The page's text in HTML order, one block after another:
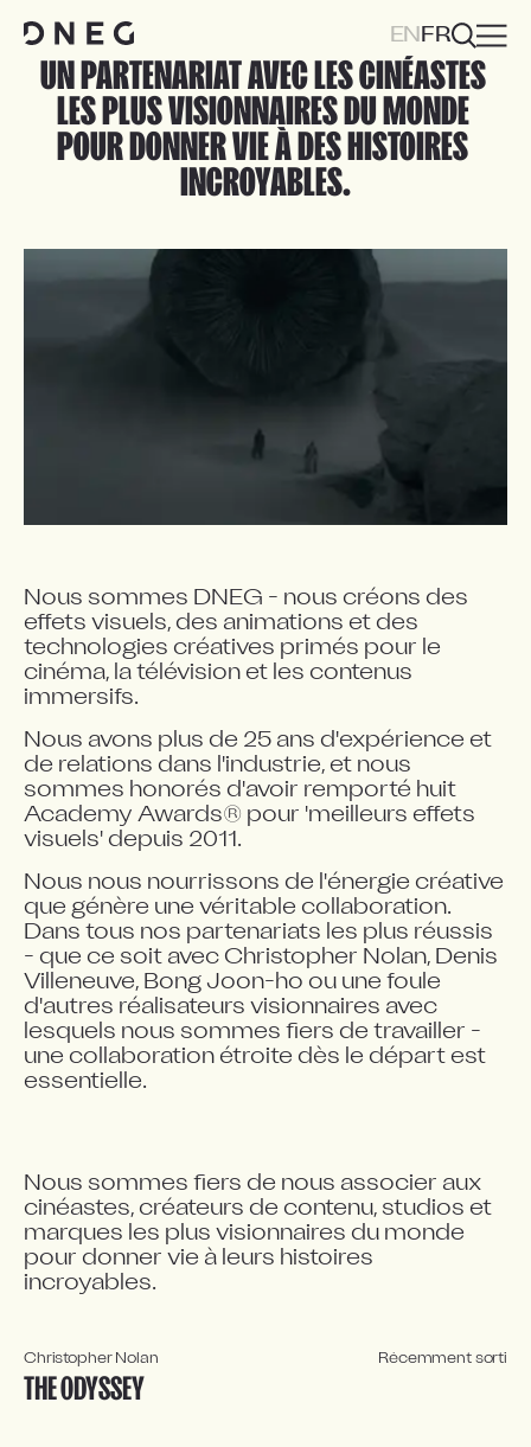
EN FR
DNEG VFX
DNEG ANIMATION
DNEG IXP
DNEG ART
DNEG TECHNOLOGIE
UN PARTENARIAT AVEC LES CINÉASTES
LES PLUS VISIONNAIRES DU MONDE
POUR DONNER VIE À DES HISTOIRES
INCROYABLES.
Nous sommes DNEG - nous créons des
effets visuels, des animations et des
technologies créatives primés pour le
cinéma, la télévision et les contenus
immersifs.
Nous avons plus de 25 ans d'expérience et
de relations dans l'industrie, et nous
sommes honorés d'avoir remporté huit
Academy Awards® pour 'meilleurs effets
visuels' depuis 2011.
Nous nous nourrissons de l'énergie créative
que génère une véritable collaboration.
Dans tous nos partenariats les plus réussis
- que ce soit avec Christopher Nolan, Denis
Villeneuve, Bong Joon-ho ou une foule
d'autres réalisateurs visionnaires avec
lesquels nous sommes fiers de travailler -
une collaboration étroite dès le départ est
essentielle.
LATEST-SHOWS
Nous sommes fiers de nous associer aux
cinéastes, créateurs de contenu, studios et
marques les plus visionnaires du monde
pour donner vie à leurs histoires
incroyables.
Christopher Nolan Récemment sorti
THE ODYSSEY